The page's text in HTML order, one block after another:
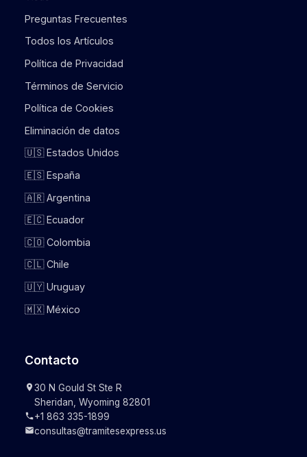
Preguntas Frecuentes
Todos los Artículos
Política de Privacidad
Términos de Servicio
Política de Cookies
Eliminación de datos
🇺🇸 Estados Unidos
🇪🇸 España
🇦🇷 Argentina
🇪🇨 Ecuador
🇨🇴 Colombia
🇨🇱 Chile
🇺🇾 Uruguay
🇲🇽 México
Contacto
30 N Gould St Ste R
Sheridan, Wyoming 82801
+1 863 335-1899
consultas@tramitesexpress.us